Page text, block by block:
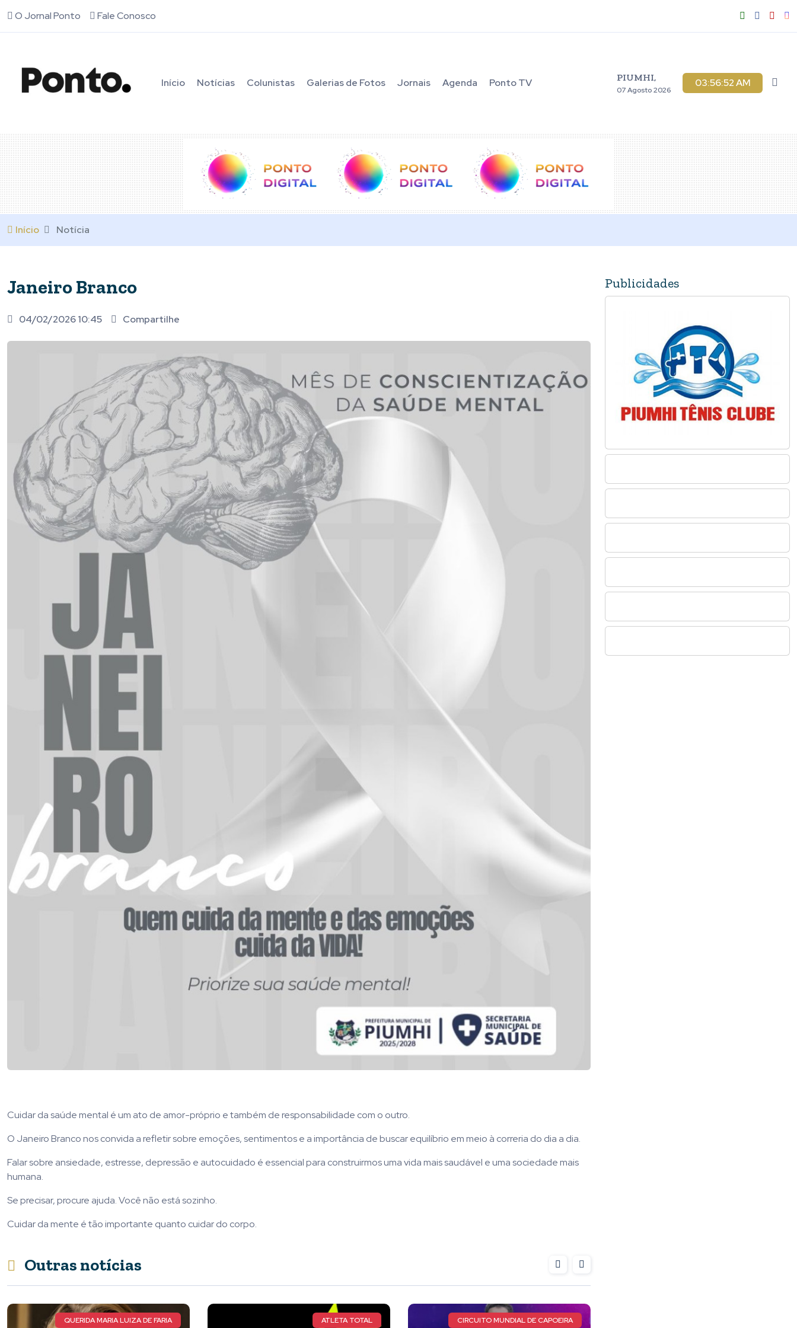
O Jornal Ponto Fale Conosco
Início Notícias Colunistas Galerias de Fotos Jornais Agenda Ponto TV PIUMHI,
07 Agosto 2026
03:56:53 AM
Início Notícia
Janeiro Branco
04/02/2026 10:45 Compartilhe
Cuidar da saúde mental é um ato de amor-próprio e também de responsabilidade com o outro.
O Janeiro Branco nos convida a refletir sobre emoções, sentimentos e a importância de buscar equilíbrio em meio à correria do dia a dia.
Falar sobre ansiedade, estresse, depressão e autocuidado é essencial para construirmos uma vida mais saudável e uma sociedade mais
humana.
Se precisar, procure ajuda. Você não está sozinho.
Cuidar da mente é tão importante quanto cuidar do corpo.
Outras notícias
CIRCUITO MUNDIAL DE CAPOEIRA NOITE HISTÓRICA
Publicidades